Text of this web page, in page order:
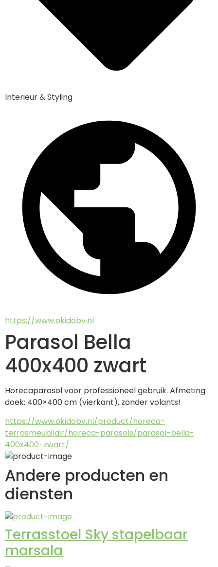
Interieur & Styling
https://www.okidobv.nl
Parasol Bella
400x400 zwart
Horecaparasol voor professioneel gebruik. Afmeting
doek: 400×400 cm (vierkant), zonder volants!
https://www.okidobv.nl/product/horeca-
terrasmeubilair/horeca-parasols/parasol-bella-
400x400-zwart/
Andere producten en
diensten
Terrasstoel Sky stapelbaar
marsala